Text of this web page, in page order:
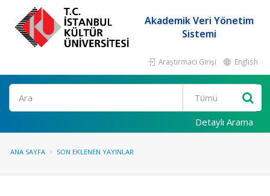
Akademik Veri Yönetim
Sistemi
Araştırmacı Girişi English
Ara
Detaylı Arama
ANA SAYFA SON EKLENEN YAYINLAR